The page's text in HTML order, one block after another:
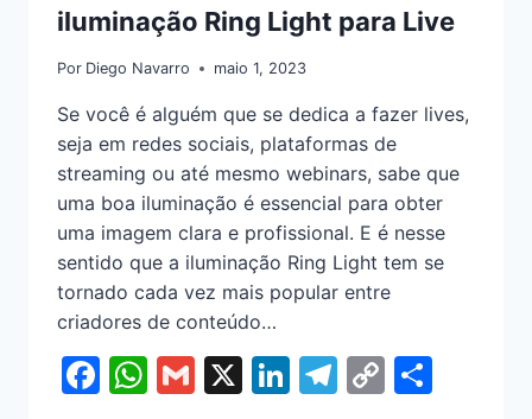
iluminação Ring Light para Live
Por Diego Navarro maio 1, 2023
Se você é alguém que se dedica a fazer lives,
seja em redes sociais, plataformas de
streaming ou até mesmo webinars, sabe que
uma boa iluminação é essencial para obter
uma imagem clara e profissional. E é nesse
sentido que a iluminação Ring Light tem se
tornado cada vez mais popular entre
criadores de conteúdo…
Facebook
WhatsApp
Gmail
X LinkedIn
Telegram
Copy